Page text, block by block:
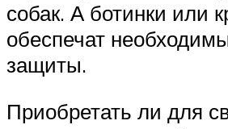
собак. А ботинки или
обеспечат
защиты.
Приобретать ли для